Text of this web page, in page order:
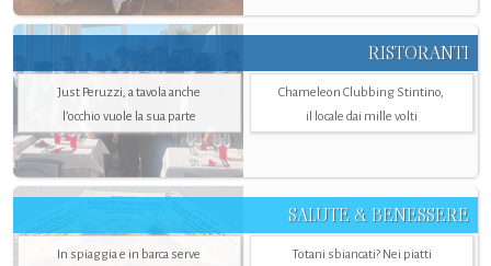
RISTORANTI
Just Peruzzi, a tavola anche
l’occhio vuole la sua parte
Chameleon Clubbing Stintino,
il locale dai mille volti
SALUTE & BENESSERE
In spiaggia e in barca serve
Totani sbiancati? Nei piatti